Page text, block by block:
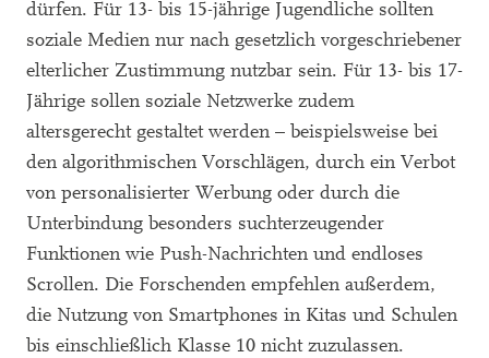
dürfen. Für 13- bis 15-jährige Jugendliche sollten
soziale Medien nur nach gesetzlich vorgeschriebener
elterlicher Zustimmung nutzbar sein. Für 13- bis 17-
Jährige sollen soziale Netzwerke zudem
altersgerecht gestaltet werden – beispielsweise bei
den algorithmischen Vorschlägen, durch ein Verbot
von personalisierter Werbung oder durch die
Unterbindung besonders suchterzeugender
Funktionen wie Push-Nachrichten und endloses
Scrollen. Die Forschenden empfehlen außerdem,
die Nutzung von Smartphones in Kitas und Schulen
bis einschließlich Klasse 10 nicht zuzulassen.